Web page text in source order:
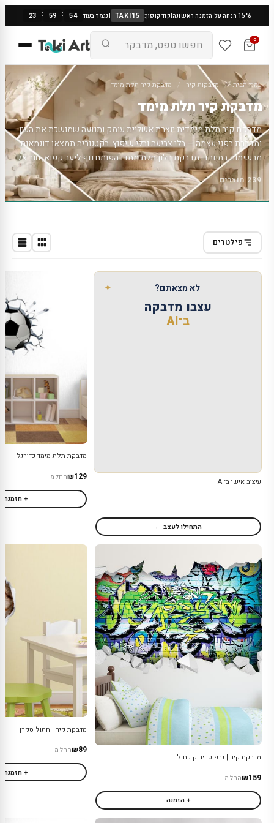
15% הנחה על הזמנה ראשונה |קוד קופון: TAKI15
|נגמר בעוד 23 : 59 : 53
0
עמוד הבית / מדבקות קיר / מדבקת קיר תלת מימד
מדבקת קיר תלת מימד
מדבקת קיר תלת מימדית יוצרת אשליית עומק ותנועה שמושכת את העין
ומדברת בפני עצמה — בלי צביעה ובלי שיפוץ. בקטגוריה תמצאו דוגמאות
מרשימות במיוחד: מדבקת חלון תלת ממדי הפותח נוף ליער קפוא, חור אל
תוך הגלקסיה, כוכב תלת ממדי בולט מהקיר, נמר שואג בעוצמה, ופרפר
מתכת עדין. האפקט התלת ממדי מבוסס על משחקי אור וצל בהדפסה, כך
שהקיר עצמו נשאר חלק לגמרי אך נראה כאילו יש בו עומק אמיתי.
מוקד דרמטית בסלון, בחדר ילדים או בכל חלל שרוצים להרשים בו.
239 מוצרים
פילטרים
✦ לא מצאתם?
עצבו מדבקה
ב־AI
עיצוב אישי ב־AI
התחילו לעצב ←
מדבקת תלת מימד כדורגל
₪129החל מ
+ הזמנה
מדבקת קיר | גרפיטי ירוק כחול
₪159החל מ
+ הזמנה
מדבקת קיר | חתול סקרן
₪89החל מ
+ הזמנה